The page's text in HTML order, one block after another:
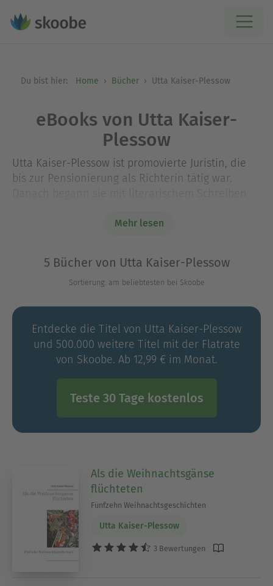
Du bist hier: Home Bücher Utta Kaiser-Plessow
eBooks von Utta Kaiser-
Plessow
Utta Kaiser-Plessow ist promovierte Juristin, die
bis zur Pensionierung als Richterin tätig war.
verschiedenen Anthologien. Sie hat drei
Mehr lesen
5 Bücher von Utta Kaiser-Plessow
Sortierung: am beliebtesten bei Skoobe
Entdecke die Titel von Utta Kaiser-Plessow
und 500.000 weitere Titel mit der Flatrate
von Skoobe. Ab 12,99 € im Monat.
Teste 30 Tage kostenlos
Als die Weihnachtsgänse
flüchteten
Fünfzehn Weihnachtsgeschichten
Utta Kaiser-Plessow
3 Bewertungen